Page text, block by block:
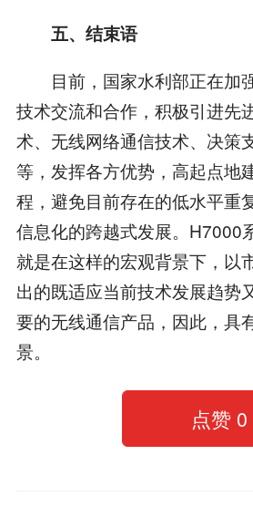
五、结束语
目前，国家水利部正在加
技术交流和合作，积极引进先
术、无线网络通信技术、决策
等，发挥各方优势，高起点地
程，避免目前存在的低水平重
信息化的跨越式发展。H7000
就是在这样的宏观背景下，以
出的既适应当前技术发展趋势
要的无线通信产品，因此，具
景。
点赞 0